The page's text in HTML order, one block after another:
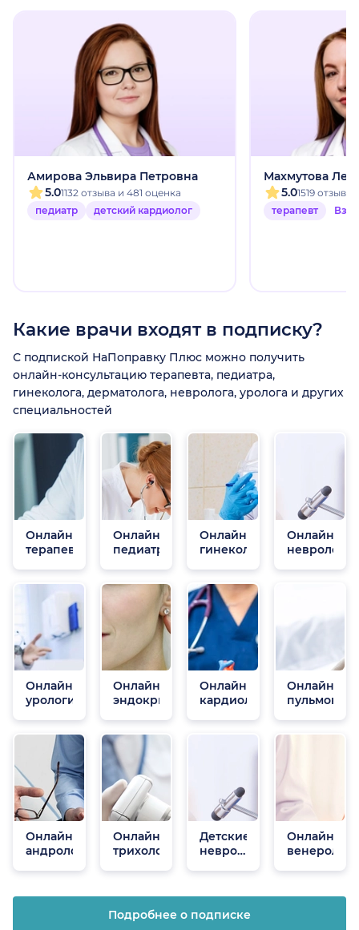
Амирова Эльвира Петровна
5.01132 отзыва и 481 оценка
педиатр
детский кардиолог
Махмутова
5.01519
терапевт
Какие врачи входят в подписку?
С подпиской НаПоправку Плюс можно получить
онлайн-консультацию терапевта, педиатра,
гинеколога, дерматолога, невролога, уролога и других
специальностей
Онлайн
терапевты
Онлайн
педиатры
Онлайн
гинекологи
Онлайн
неврологи
Онлайн
урологи
Онлайн
эндокринологи
Онлайн
кардиологи
Онлайн
Онлайн
андрологи
Онлайн
трихологи
Детские
неврологи
Онлайн
венерологи
Подробнее о подписке